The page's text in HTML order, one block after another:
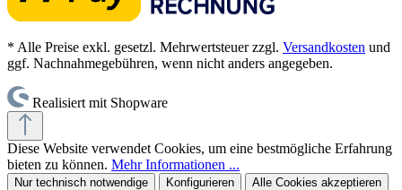
* Alle Preise exkl. gesetzl. Mehrwertsteuer zzgl. Versandkosten und
ggf. Nachnahmegebühren, wenn nicht anders angegeben.
Realisiert mit Shopware
Diese Website verwendet Cookies, um eine bestmögliche Erfahrung
bieten zu können. Mehr Informationen ...
Nur technisch notwendige Konfigurieren Alle Cookies akzeptieren